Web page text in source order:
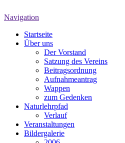
Navigation
Startseite
Über uns
Der Vorstand
Satzung des Vereins
Beitragsordnung
Aufnahmeantrag
Wappen
zum Gedenken
Naturlehrpfad
Verlauf
Veranstaltungen
Bildergalerie